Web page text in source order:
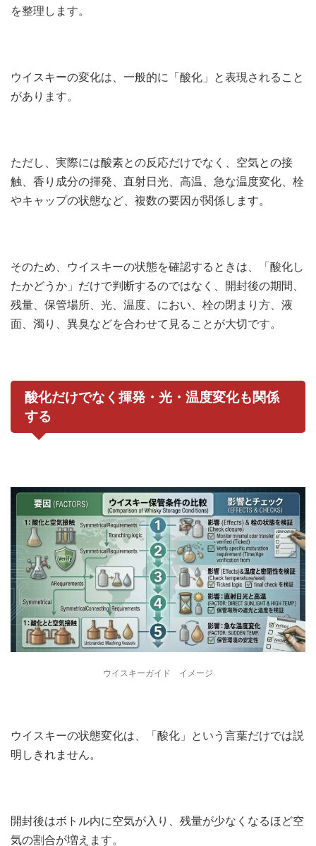
を整理します。
ウイスキーの変化は、一般的に「酸化」と表現されること
があります。
ただし、実際には酸素との反応だけでなく、空気との接
触、香り成分の揮発、直射日光、高温、急な温度変化、栓
やキャップの状態など、複数の要因が関係します。
そのため、ウイスキーの状態を確認するときは、「酸化し
たかどうか」だけで判断するのではなく、開封後の期間、
残量、保管場所、光、温度、におい、栓の閉まり方、液
面、濁り、異臭などを合わせて見ることが大切です。
酸化だけでなく揮発・光・温度変化も関係
する
ウイスキーガイド イメージ
ウイスキーの状態変化は、「酸化」という言葉だけでは説
明しきれません。
開封後はボトル内に空気が入り、残量が少なくなるほど空
気の割合が増えます。